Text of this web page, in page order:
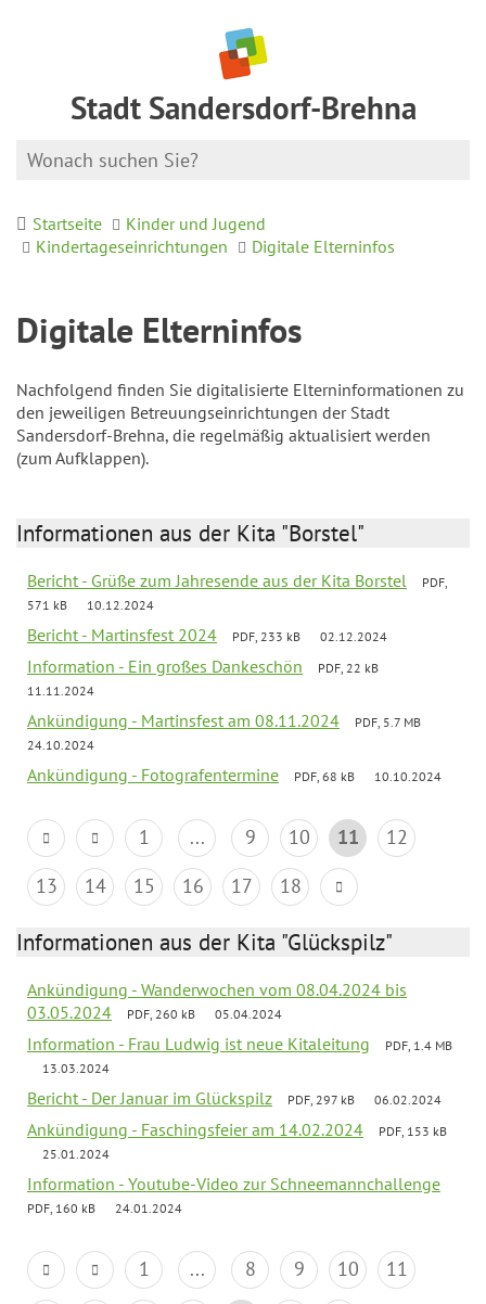
Stadt Sandersdorf-Brehna
Startseite
Kinder und Jugend
Kindertageseinrichtungen
Digitale Elterninfos
Digitale Elterninfos
Nachfolgend finden Sie digitalisierte Elterninformationen zu
den jeweiligen Betreuungseinrichtungen der Stadt
Sandersdorf-Brehna, die regelmäßig aktualisiert werden
(zum Aufklappen).
Informationen aus der Kita "Borstel"
Bericht - Grüße zum Jahresende aus der Kita Borstel
PDF,
571 kB
10.12.2024
Bericht - Martinsfest 2024 PDF, 233 kB 02.12.2024
Information - Ein großes Dankeschön
PDF, 22 kB
11.11.2024
Ankündigung - Martinsfest am 08.11.2024
PDF, 5.7 MB
24.10.2024
Ankündigung - Fotografentermine PDF, 68 kB 10.10.2024
1 ... 9 10 11
12
13
14 15 16 17 18
Informationen aus der Kita "Glückspilz"
Ankündigung - Wanderwochen vom 08.04.2024 bis
03.05.2024
PDF, 260 kB 05.04.2024
Information - Frau Ludwig ist neue Kitaleitung
PDF, 1.4 MB
13.03.2024
Bericht - Der Januar im Glückspilz PDF, 297 kB 06.02.2024
Ankündigung - Faschingsfeier am 14.02.2024
PDF, 153 kB
25.01.2024
Information - Youtube-Video zur Schneemannchallenge
PDF, 160 kB 24.01.2024
1 ... 8 9 10
11